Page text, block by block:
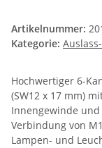
Artikelnummer:
Kategorie:
Hochwertiger 6-
(SW12 x 17 mm)
Innengewinde
Verbindung von
Lampen- und